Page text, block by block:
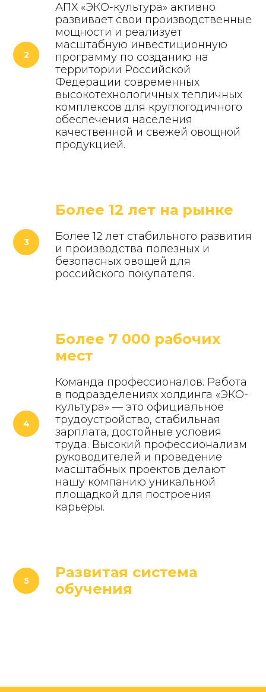
АПХ «ЭКО-культура» активно
развивает свои производственные
мощности и реализует
масштабную инвестиционную
программу по созданию на
территории Российской
Федерации современных
высокотехнологичных тепличных
комплексов для круглогодичного
обеспечения населения
качественной и свежей овощной
продукцией.
Более 12 лет на рынке
Более 12 лет стабильного развития
и производства полезных и
безопасных овощей для
российского покупателя.
Более 7 000 рабочих
мест
Команда профессионалов. Работа
в подразделениях холдинга «ЭКО-
культура» — это официальное
трудоустройство, стабильная
зарплата, достойные условия
труда. Высокий профессионализм
руководителей и проведение
масштабных проектов делают
нашу компанию уникальной
площадкой для построения
карьеры.
Развитая система
обучения